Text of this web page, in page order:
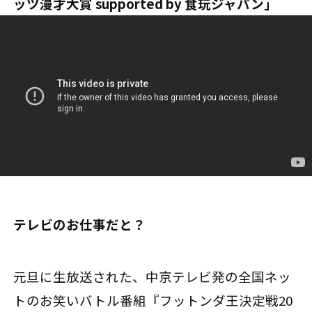
――テレビのお仕事だと？
元旦に生放送された、中京テレビ発の全国ネッ
トのお笑いバトル番組『フットンダ王決定戦20